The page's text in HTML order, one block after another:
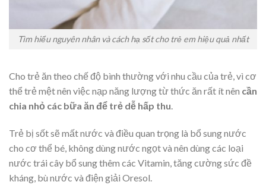
Tìm hiểu nguyên nhân và cách hạ sốt cho trẻ em hiệu quả nhất
Cho trẻ ăn theo chế độ bình thường với nhu cầu của trẻ, vì cơ
thể trẻ mệt nên việc nạp năng lượng từ thức ăn rất ít nên cần
chia nhỏ các bữa ăn để trẻ dễ hấp thu.
Trẻ bị sốt sẽ mất nước và điều quan trọng là bổ sung nước
cho cơ thể bé, không dùng nước ngọt và nên dùng các loại
nước trái cây bổ sung thêm các Vitamin, tăng cường sức đề
kháng, bù nước và điện giải Oresol.